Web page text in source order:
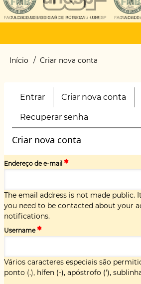
Main
Trilha
Início Criar nova conta
Primary
Entrar Criar nova conta
Recuperar senha
Criar nova conta
Endereço de e-mail
The email address is not made public.
you need to be contacted about your
notifications.
Username
Vários caracteres especiais são
ponto (.), hífen (-), apóstrofo ('),